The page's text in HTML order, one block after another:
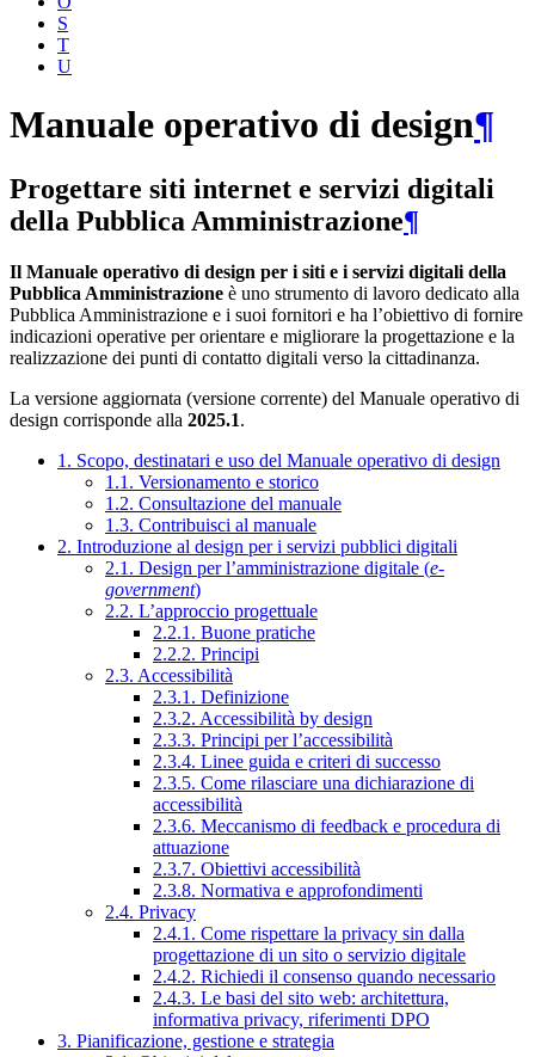
S
T
U
Manuale operativo di design¶
Progettare siti internet e servizi digitali
della Pubblica Amministrazione¶
Il Manuale operativo di design per i siti e i servizi digitali della
Pubblica Amministrazione è uno strumento di lavoro dedicato alla
Pubblica Amministrazione e i suoi fornitori e ha l’obiettivo di fornire
indicazioni operative per orientare e migliorare la progettazione e la
realizzazione dei punti di contatto digitali verso la cittadinanza.
La versione aggiornata (versione corrente) del Manuale operativo di
design corrisponde alla 2025.1.
1. Scopo, destinatari e uso del Manuale operativo di design
1.1. Versionamento e storico
1.2. Consultazione del manuale
1.3. Contribuisci al manuale
2. Introduzione al design per i servizi pubblici digitali
2.1. Design per l’amministrazione digitale (e-
government)
2.2. L’approccio progettuale
2.2.1. Buone pratiche
2.2.2. Principi
2.3. Accessibilità
2.3.1. Definizione
2.3.2. Accessibilità by design
2.3.3. Principi per l’accessibilità
2.3.4. Linee guida e criteri di successo
2.3.5. Come rilasciare una dichiarazione di
accessibilità
2.3.6. Meccanismo di feedback e procedura di
attuazione
2.3.7. Obiettivi accessibilità
2.3.8. Normativa e approfondimenti
2.4. Privacy
2.4.1. Come rispettare la privacy sin dalla
progettazione di un sito o servizio digitale
2.4.2. Richiedi il consenso quando necessario
2.4.3. Le basi del sito web: architettura,
informativa privacy, riferimenti DPO
3. Pianificazione, gestione e strategia